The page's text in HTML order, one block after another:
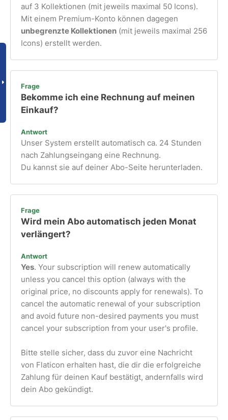
auf 3 Kollektionen (mit jeweils maximal 50 Icons).
Mit einem Premium-Konto können dagegen
unbegrenzte Kollektionen (mit jeweils maximal 256
Icons) erstellt werden.
Frage
Bekomme ich eine Rechnung auf meinen
Einkauf?
Antwort
Unser System erstellt automatisch ca. 24 Stunden
nach Zahlungseingang eine Rechnung.
Du kannst sie auf deiner Abo-Seite herunterladen.
Frage
Wird mein Abo automatisch jeden Monat
verlängert?
Antwort
Yes. Your subscription will renew automatically
unless you cancel this option (always with the
original price, no discounts apply for renewals). To
cancel the automatic renewal of your subscription
and avoid future non-desired payments you must
cancel your subscription from your user's profile.
Bitte stelle sicher, dass du zuvor eine Nachricht
von Flaticon erhalten hast, die dir die erfolgreiche
Zahlung für deinen Kauf bestätigt, andernfalls wird
dein Abo gekündigt.